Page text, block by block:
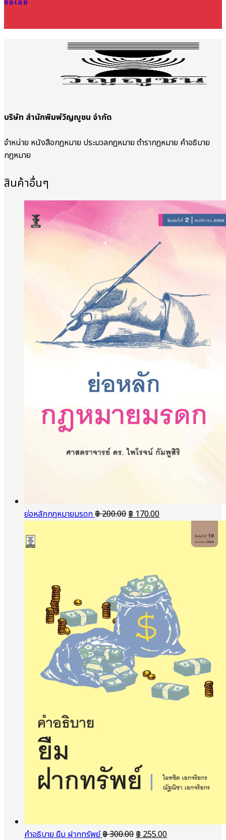
ซื้อเลย
บริษัท สำนักพิมพ์วิญญูชน จำกัด
จำหน่าย หนังสือกฎหมาย ประมวลกฎหมาย ตำรากฎหมาย คำอธิบาย
กฎหมาย
สินค้าอื่นๆ
ย่อหลักกฎหมายมรดก฿200.00 Original
฿ 170.00Current
คำอธิบาย ยืม ฝากทรัพย์฿300.00 Original
฿ 255.00Current